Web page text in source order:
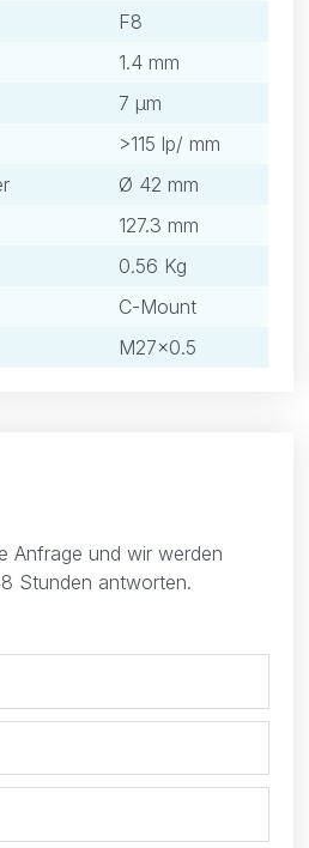
F8
1.4 mm
7 μm
>115 lp/ mm
Ø 42 mm
127.3 mm
0.56 Kg
C-Mount
M27×0.5
Anfrage und wir werden
Stunden antworten.